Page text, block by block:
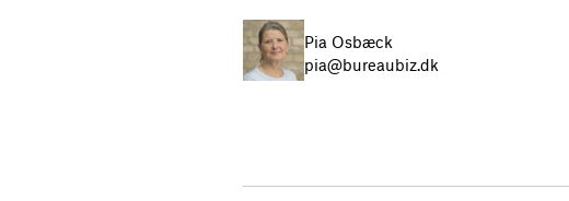
Pia Osbæck
pia@bureaubiz.dk